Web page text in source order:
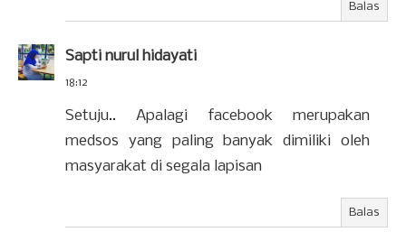
Balas
Sapti nurul hidayati
18:12
Setuju.. Apalagi facebook merupakan
medsos yang paling banyak dimiliki oleh
masyarakat di segala lapisan
Balas